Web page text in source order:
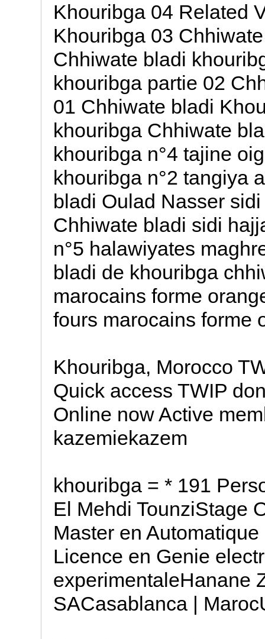
Khouribga 04 Related
Khouribga 03
Chhiwate bladi
khouribga partie 02
01 Chhiwate bladi
khouribga Chhiwate
khouribga n°4 tajine
khouribga n°2 tangiya
bladi Oulad Nasser
Chhiwate bladi sidi
n°5 halawiyates
bladi de khouribga
marocains forme
fours marocains forme
Khouribga, Morocco
Quick access TWIP
Online now Active
kazemiekazem
khouribga = * 191
El Mehdi TounziStage
Master en
Licence en Genie
experimentaleHanane
SACasablanca |